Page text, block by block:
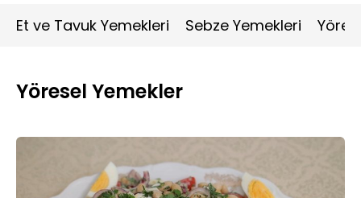
Et ve Tavuk Yemekleri Sebze Yemekleri
Yöresel Yemekler